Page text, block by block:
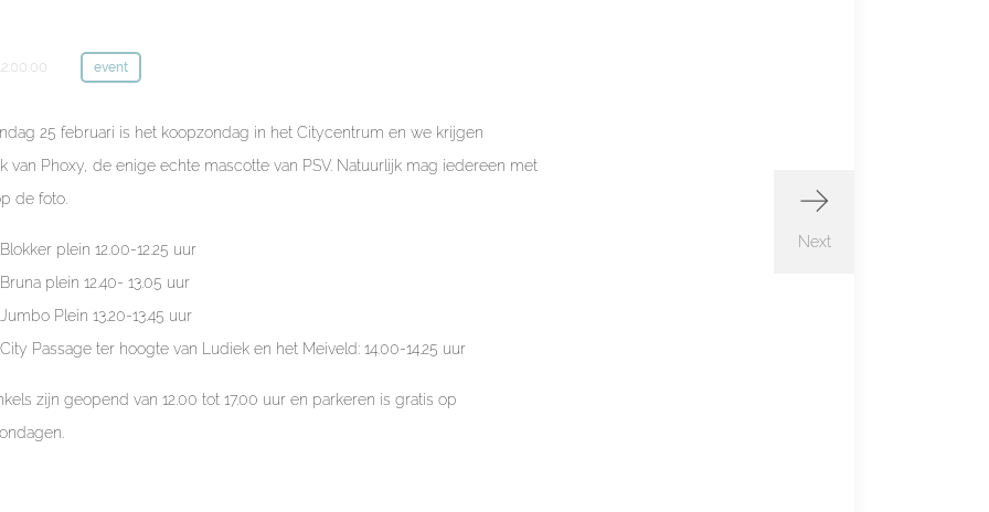
Next
event
25 februari is het koopzondag in het Citycentrum en we krijgen
van Phoxy, de enige echte mascotte van PSV. Natuurlijk mag iedereen met
de foto.
Blokker plein 12.00-12.25 uur
Bruna plein 12.40- 13.05 uur
Jumbo Plein 13.20-13.45 uur
City Passage ter hoogte van Ludiek en het Meiveld: 14.00-14.25 uur
zijn geopend van 12.00 tot 17.00 uur en parkeren is gratis op